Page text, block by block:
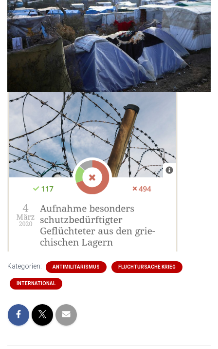
Kategorien: ANTIMILITARISMUS FLUCHTURSACHE KRIEG
INTERNATIONAL